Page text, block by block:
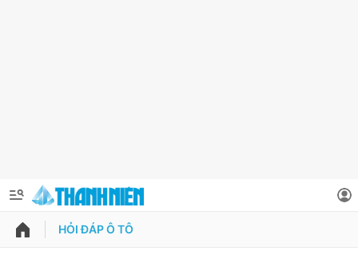
QUẢNG CÁO
HỎI ĐÁP Ô TÔ